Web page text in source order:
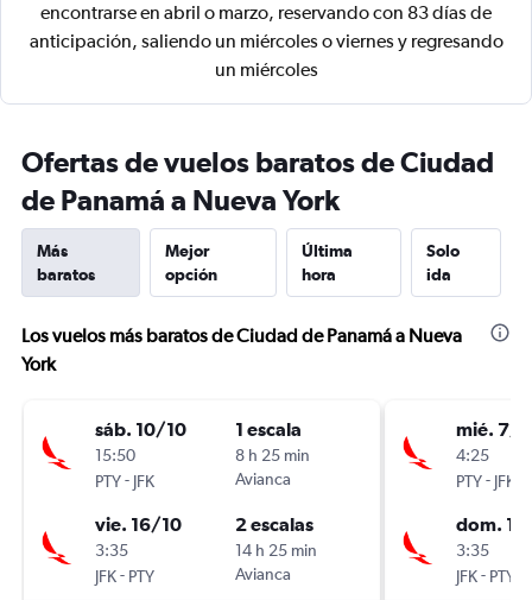
encontrarse en abril o marzo, reservando con 83 días de
anticipación, saliendo un miércoles o viernes y regresando
un miércoles
Ofertas de vuelos baratos de Ciudad
de Panamá a Nueva York
Más
baratos
Mejor
opción
Última
hora
Solo
ida
Los vuelos más baratos de Ciudad de Panamá a Nueva
York
sáb. 10/10
15:50
PTY- JFK
1 escala
8 h 25 min
Avianca
vie. 16/10
3:35
JFK- PTY
2 escalas
14 h 25 min
Avianca
mié. 7/
4:25
PTY- JFK
dom.
3:35
JFK- PTY